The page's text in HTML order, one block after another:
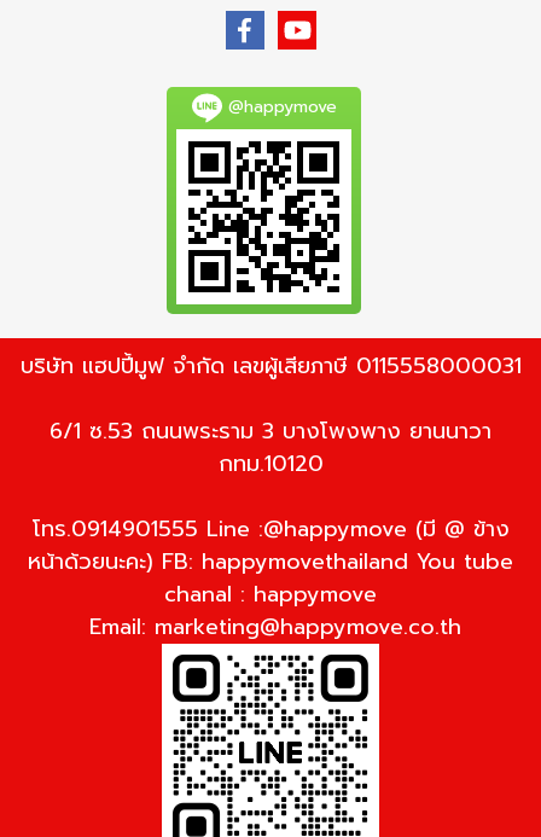
@happymove
บริษัท แฮปปี้มูฟ จำกัด เลขผู้เสียภาษี 0115558000031
6/1 ซ.53 ถนนพระราม 3 บางโพงพาง ยานนาวา
กทม.10120
โทร.0914901555 Line :@happymove (มี @ ข้าง
หน้าด้วยนะคะ) FB: happymovethailand You tube
chanal : happymove
Email: marketing@happymove.co.th